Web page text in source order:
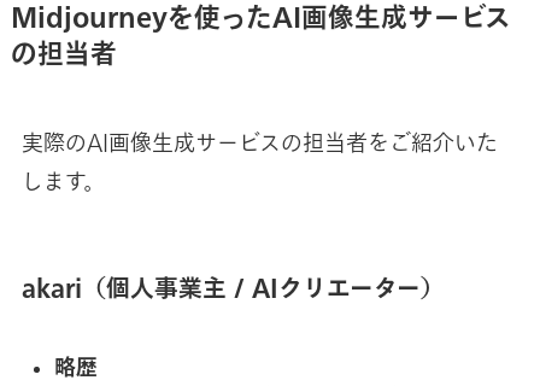
Midjourneyを使ったAI画像生成サービス
の担当者
実際のAI画像生成サービスの担当者をご紹介いた
します。
akari（個人事業主 / AIクリエーター）
略歴